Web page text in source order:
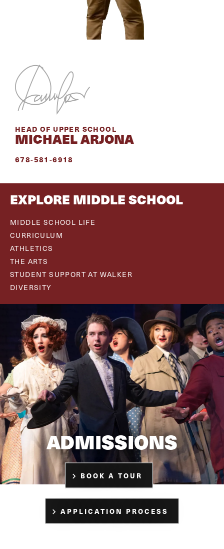
HEAD OF UPPER SCHOOL
MICHAEL ARJONA
678-581-6918
EXPLORE MIDDLE SCHOOL
MIDDLE SCHOOL LIFE
CURRICULUM
ATHLETICS
THE ARTS
STUDENT SUPPORT AT WALKER
DIVERSITY
ADMISSIONS
BOOK A TOUR
APPLICATION PROCESS